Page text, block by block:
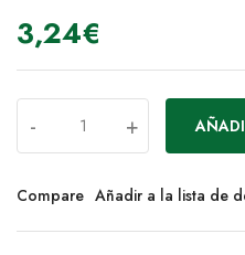
3,24€
- +
Compare Añadir a la lista de